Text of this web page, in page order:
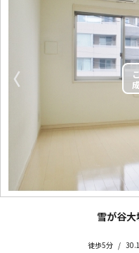
〈
雪が谷
徒歩5分